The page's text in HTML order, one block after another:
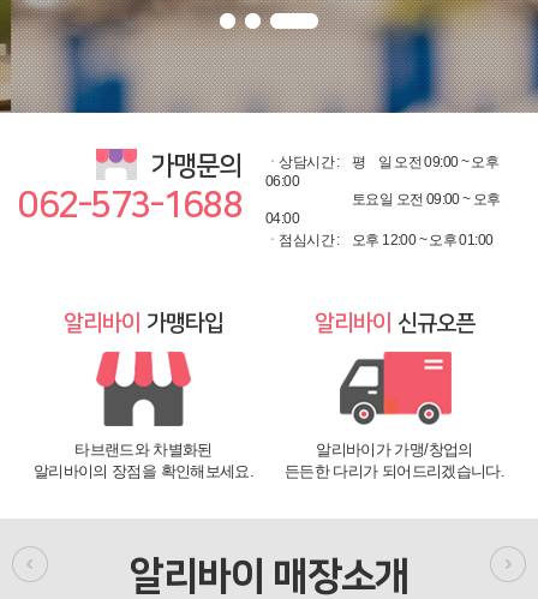
가맹문의
062-573-1688
ㆍ상담시간 : 평
일 오전 09:00 ~ 오후
06:00
토요일 오전 09:00 ~ 오후
04:00
ㆍ점심시간 :
오후 12:00 ~ 오후 01:00
알리바이 가맹타입
타브랜드와 차별화된
알리바이의 장점을 확인해보세요.
알리바이 신규오픈
알리바이가 가맹/창업의
든든한 다리가 되어드리겠습니다.
알리바이 매장소개